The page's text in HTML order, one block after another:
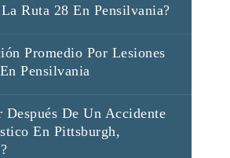
Ruta 28 En Pensilvania?
Promedio Por Lesiones
Pensilvania
Después De Un Accidente
En Pittsburgh,